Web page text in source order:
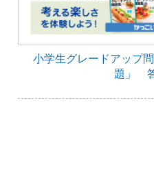
小学生グレードアップ
題」